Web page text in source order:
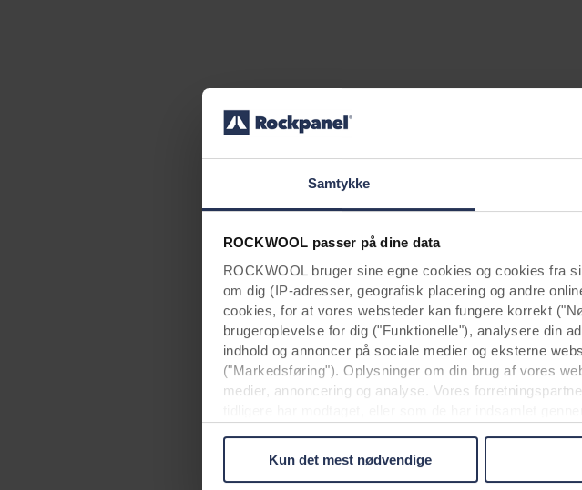
Samtykke
ROCKWOOL passer på dine data
ROCKWOOL bruger sine egne cookies og cookies fra
om dig (IP-adresser, geografisk placering og andre
cookies, for at vores websteder kan fungere korrekt
brugeroplevelse for dig ("Funktionelle"), analysere din
indhold og annoncer på sociale medier og eksterne
("Markedsføring"). Oplysninger om din brug af vores
medier, annoncering og analyse. Vores
Kun det mest nødvendige